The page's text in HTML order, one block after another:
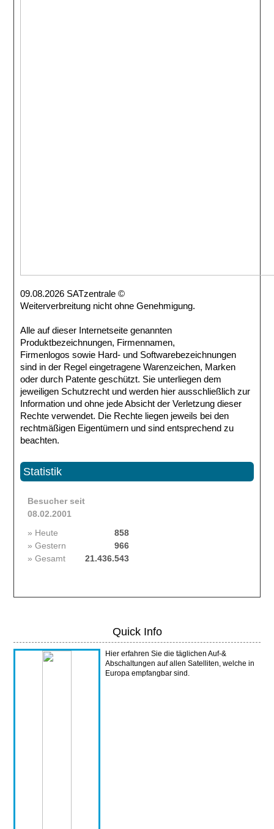
09.08.2026 SATzentrale ©
Weiterverbreitung nicht ohne Genehmigung.
Alle auf dieser Internetseite genannten
Produktbezeichnungen, Firmennamen,
Firmenlogos sowie Hard- und Softwarebezeichnungen
sind in der Regel eingetragene Warenzeichen, Marken
oder durch Patente geschützt. Sie unterliegen dem
jeweiligen Schutzrecht und werden hier ausschließlich zur
Information und ohne jede Absicht der Verletzung dieser
Rechte verwendet. Die Rechte liegen jeweils bei den
rechtmäßigen Eigentümern und sind entsprechend zu
beachten.
Statistik
Besucher seit
08.02.2001
» Heute
858
» Gestern
966
» Gesamt
21.436.543
Quick Info
Hier erfahren Sie die täglichen Auf-&
Abschaltungen auf allen Satelliten, welche in
Europa empfangbar sind.